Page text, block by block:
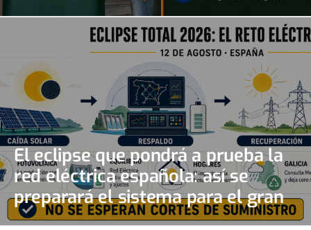
El eclipse que pondrá a prueba la
red eléctrica española: así se
preparará el sistema para el gran
apagón solar